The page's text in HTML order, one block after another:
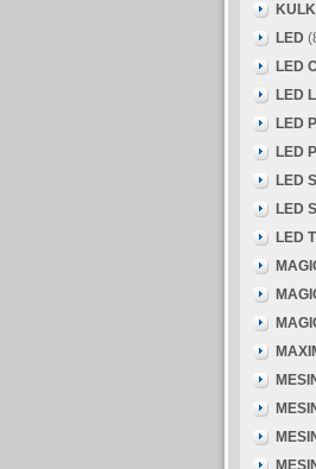
LED
LED
LED
LED
LED
LED
LED
LED